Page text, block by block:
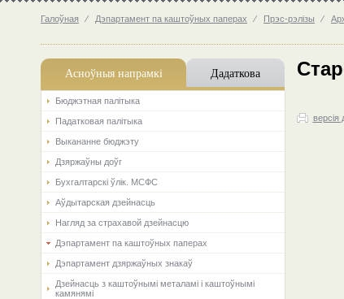
Галоўная ⁄ Дэпартамент па каштоўных паперах ⁄ Прэс-рэлізы ⁄
Асноўныя напрамкi Дадаткова
Бюджэтная палiтыка
Падатковая палітыка
Выкананне бюджэту
Дзяржаўны доўг
Бухгалтарскі ўлік. МСФС
Аўдытарская дзейнасць
Нагляд за страхавой дзейнасцю
Дэпартамент па каштоўных паперах
Дэпартамент дзяржаўных знакаў
Дзейнасць з каштоўнымі металамі і каштоўнымі
камянямі
версія